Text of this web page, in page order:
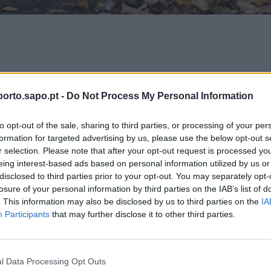
- Do Not Process My Personal Information
opt-out of the sale, sharing to third parties, or processing of your
for targeted advertising by us, please use the below opt-out
selection. Please note that after your opt-out request is processed
interest-based ads based on personal information utilized by us
to third parties prior to your opt-out. You may separately
of your personal information by third parties on the IAB’s list of
This information may also be disclosed by us to third parties on the
Participants that may further disclose it to other third parties.
Data Processing Opt Outs
a empreitada que tem o intuito de intervencionar 157 caldeiras
Porto, vai decorrer por fases e prolonga-se por cerca de 100 dias.
de Fernão de Magalhães (lado norte) e inclui, também, o
Igreja da Areosa, a Rua do Barão de São Cosme, a Praça Filipa de
Ildefonso, a Rua Agostinho de Campos e a Rua Professor
o subdimensionamento das caldeiras, ajustando-as ao porte
os pavimentos danificados pelo crescimento das raízes. Além de